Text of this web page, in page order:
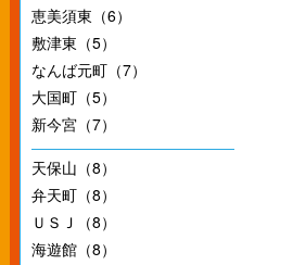
恵美須東（6）
敷津東（5）
なんば元町（7）
大国町（5）
新今宮（7）
天保山（8）
弁天町（8）
ＵＳＪ（8）
海遊館（8）